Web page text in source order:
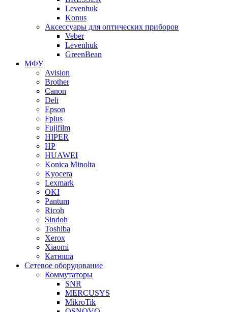
Levenhuk
Konus
Аксессуары для оптических приборов
Veber
Levenhuk
GreenBean
МФУ
Avision
Brother
Canon
Deli
Epson
Fplus
Fujifilm
HIPER
HP
HUAWEI
Konica Minolta
Kyocera
Lexmark
OKI
Pantum
Ricoh
Sindoh
Toshiba
Xerox
Xiaomi
Катюша
Сетевое оборудование
Коммутаторы
SNR
MERCUSYS
MikroTik